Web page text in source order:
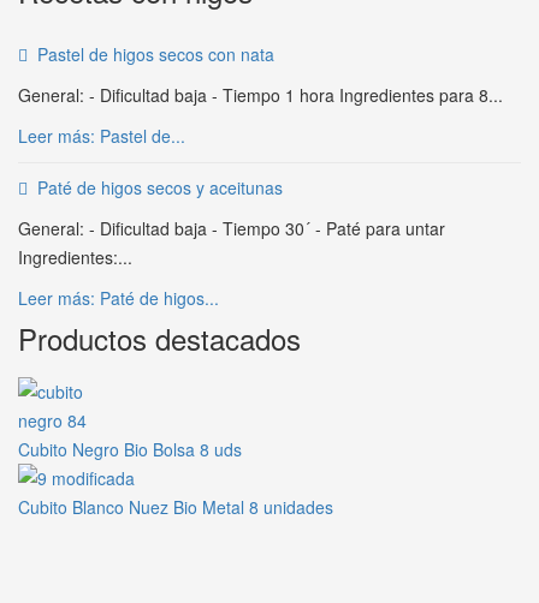
Pastel de higos secos con nata
General: - Dificultad baja - Tiempo 1 hora Ingredientes para 8...
Leer más: Pastel de...
Paté de higos secos y aceitunas
General: - Dificultad baja - Tiempo 30´ - Paté para untar
Ingredientes:...
Leer más: Paté de higos...
Productos destacados
Cubito Negro Bio Bolsa 8 uds
Cubito Blanco Nuez Bio Metal 8 unidades